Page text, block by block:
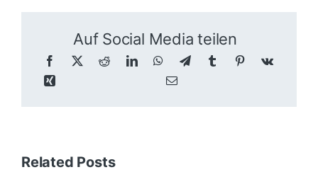
Auf Social Media teilen
Related Posts